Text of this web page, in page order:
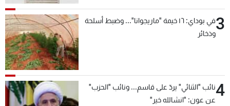
3
في بوداي: ١٦ خيمة "ماريجوانا"... وضبط أسلحة
وذخائر
4نائب "الثنائي" يردّ على قاسم... ونائب "الحزب"
عن عون: "انشالله خير"